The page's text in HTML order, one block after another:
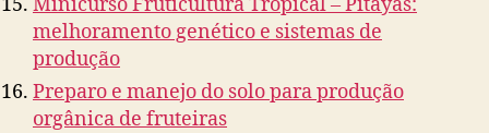
melhoramento genético e sistemas de
produção
Preparo e manejo do solo para produção
orgânica de fruteiras